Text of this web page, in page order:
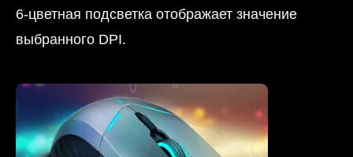
6-цветная подсветка отображает значение
выбранного DPI.